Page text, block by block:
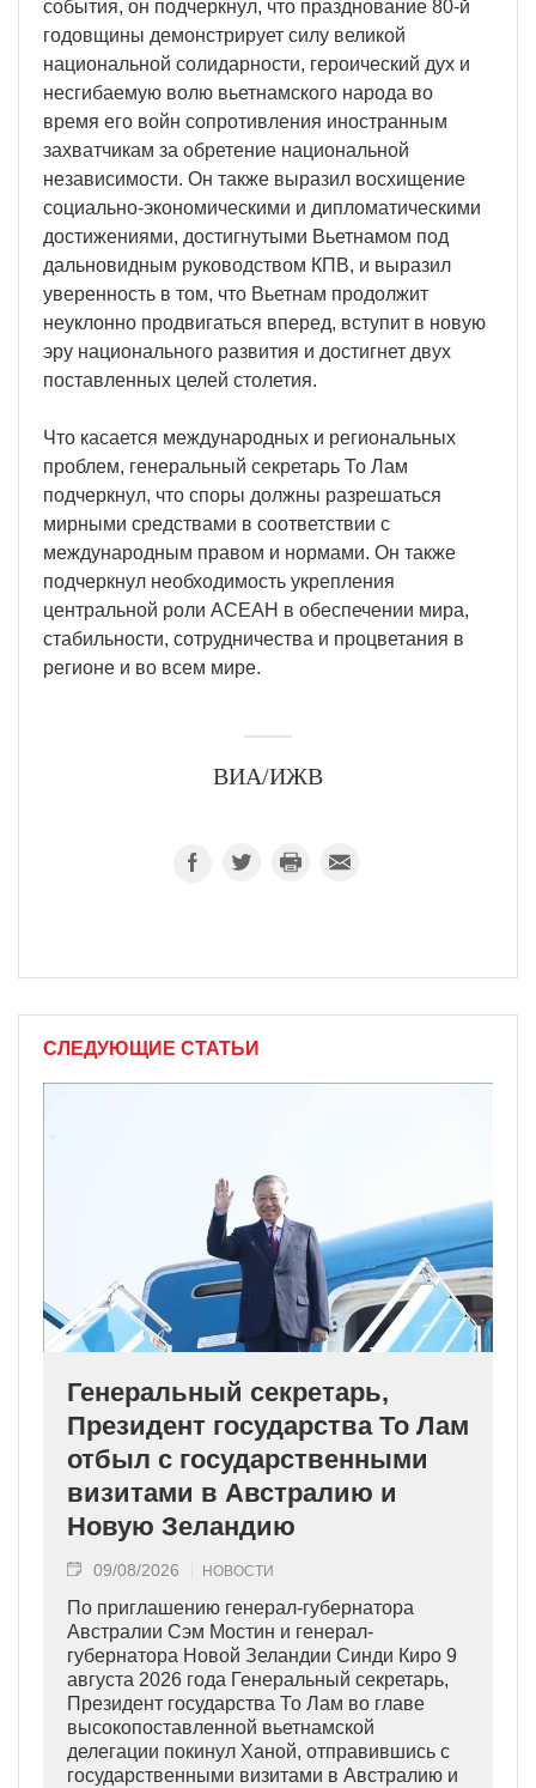
события, он подчеркнул, что празднование 80-й
годовщины демонстрирует силу великой
национальной солидарности, героический дух и
несгибаемую волю вьетнамского народа во
время его войн сопротивления иностранным
захватчикам за обретение национальной
независимости. Он также выразил восхищение
социально-экономическими и дипломатическими
достижениями, достигнутыми Вьетнамом под
дальновидным руководством КПВ, и выразил
уверенность в том, что Вьетнам продолжит
неуклонно продвигаться вперед, вступит в новую
эру национального развития и достигнет двух
поставленных целей столетия.
Что касается международных и региональных
проблем, генеральный секретарь То Лам
подчеркнул, что споры должны разрешаться
мирными средствами в соответствии с
международным правом и нормами. Он также
подчеркнул необходимость укрепления
центральной роли АСЕАН в обеспечении мира,
стабильности, сотрудничества и процветания в
регионе и во всем мире.
ВИА/ИЖВ
СЛЕДУЮЩИЕ СТАТЬИ
Генеральный секретарь,
Президент государства То Лам
отбыл с государственными
визитами в Австралию и
Новую Зеландию
09/08/2026 НОВОСТИ
По приглашению генерал-губернатора
Австралии Сэм Мостин и генерал-
губернатора Новой Зеландии Синди Киро 9
августа 2026 года Генеральный секретарь,
Президент государства То Лам во главе
высокопоставленной вьетнамской
делегации покинул Ханой, отправившись с
государственными визитами в Австралию и